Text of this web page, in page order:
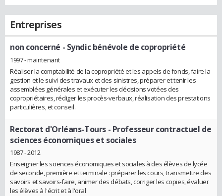
Entreprises
non concerné - Syndic bénévole de copropriété
1997 - maintenant
Réaliser la comptabilité de la copropriété et les appels de fonds, faire la
gestion et le suivi des travaux et des sinistres, préparer et tenir les
assemblées générales et exécuter les décisions votées des
copropriétaires, rédiger les procès-verbaux, réalisation des prestations
particulières, et conseil.
Rectorat d'Orléans-Tours- Professeur contractuel de
sciences économiques et sociales
1987 - 2012
Enseigner les sciences économiques et sociales à des élèves de lycée
de seconde, première et terminale : préparer les cours, transmettre des
savoirs et savoirs-faire, animer des débats, corriger les copies, évaluer
les élèves à l'écrit et à l'oral